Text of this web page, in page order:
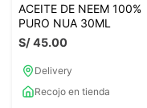
ACEITE DE NEEM 100%
PURO NUA 30ML
S/45.00
Delivery
Recojo en tienda